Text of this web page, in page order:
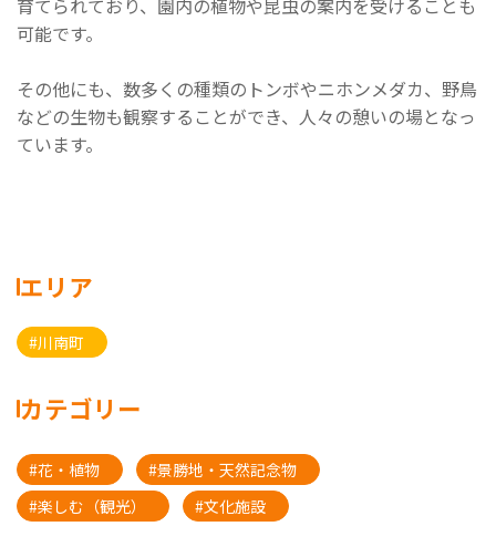
育てられており、園内の植物や昆虫の案内を受けることも
可能です。
その他にも、数多くの種類のトンボやニホンメダカ、野鳥
などの生物も観察することができ、人々の憩いの場となっ
ています。
エリア
#川南町
カテゴリー
#花・植物
#景勝地・天然記念物
#楽しむ（観光）
#文化施設